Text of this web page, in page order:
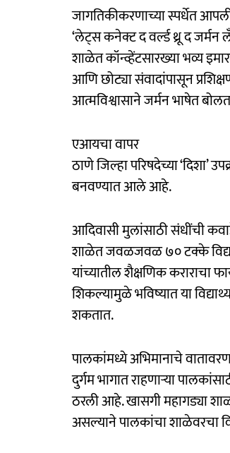
जागतिकीकरणाच्या स्पर्धेत
‘लेट्स कनेक्ट द वर्ल्ड थ्रू द
शाळेत कॉन्व्हेंटसारख्या भव्य
आणि छोट्या संवादांपासून
आत्मविश्वासाने जर्मन भाषेत
एआयचा वापर
ठाणे जिल्हा परिषदेच्या ‘दिशा’
बनवण्यात आले आहे.
आदिवासी मुलांसाठी संधींची
शाळेत जवळजवळ ७० टक्के
यांच्यातील शैक्षणिक कराराचा
शिकल्यामुळे भविष्यात या
शकतात.
पालकांमध्ये अभिमानाचे
दुर्गम भागात राहणाऱ्या
ठरली आहे. खासगी महागड्या
असल्याने पालकांचा शाळेवरचा